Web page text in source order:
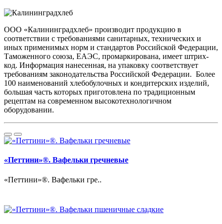
ООО «Калининградхлеб» производит продукцию в
соответствии с требованиями санитарных, технических и
иных применимых норм и стандартов Российской Федерации,
Таможенного союза, ЕАЭС, промаркирована, имеет штрих-
код. Информация нанесенная, на упаковку соответствует
требованиям законодательства Российской Федерации. Более
100 наименований хлебобулочных и кондитерских изделий,
большая часть которых приготовлена по традиционным
рецептам на современном высокотехнологичном
оборудовании.
«Петтини»®. Вафельки гречневые
«Петтини»®. Вафельки гре..